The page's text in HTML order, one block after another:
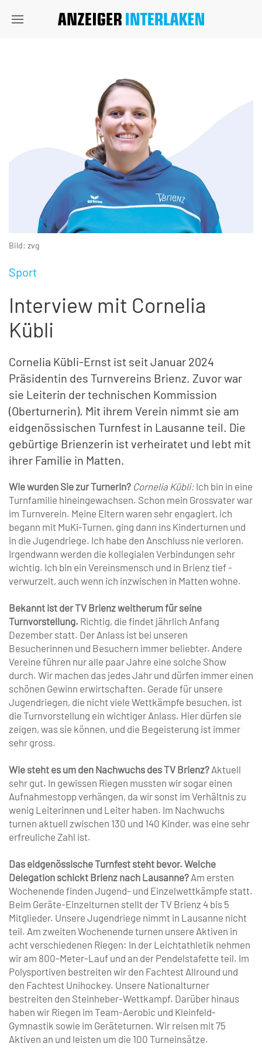
Bild: zvg
Sport
Interview mit Cornelia
Kübli
Cornelia Kübli-Ernst ist seit Januar 2024
Präsidentin des Turnvereins Brienz. Zuvor war
sie Leiterin der technischen Kommission
(Oberturnerin). Mit ihrem Verein nimmt sie am
eidgenössischen Turnfest in Lausanne teil. Die
gebürtige Brienzerin ist verheiratet und lebt mit
ihrer Familie in Matten.
Wie wurden Sie zur Turnerin? Cornelia Kübli: Ich bin in eine
Turnfamilie hineingewachsen. Schon mein Grossvater war
im Turnverein. Meine Eltern waren sehr ­engagiert, ich
begann mit MuKi-Turnen, ging dann ins Kinderturnen und
in die ­Jugendriege. Ich habe den Anschluss nie verloren.
Irgendwann werden die kollegialen Verbindungen sehr
wichtig. Ich bin ein Vereinsmensch und in Brienz tief ­
verwurzelt, auch wenn ich inzwischen in Matten wohne.
Bekannt ist der TV Brienz weitherum für seine
Turnvorstellung. Richtig, die findet jährlich Anfang
Dezember statt. Der Anlass ist bei unseren
Besucherinnen und Besuchern immer beliebter. Andere
Vereine führen nur alle paar Jahre eine solche Show
durch. Wir machen das jedes Jahr und dürfen immer einen
schönen Gewinn erwirtschaften. Gerade für unsere
Jugendriegen, die nicht viele Wettkämpfe besuchen, ist
die Turnvorstellung ein wichtiger Anlass. Hier dürfen sie
zeigen, was sie können, und die Begeisterung ist immer
sehr gross.
Wie steht es um den Nachwuchs des TV Brienz? Aktuell
sehr gut. In gewissen Riegen mussten wir sogar einen
Aufnahmestopp verhängen, da wir sonst im Verhältnis zu
wenig Leiterinnen und Leiter haben. Im Nachwuchs
turnen aktuell zwischen 130 und 140 Kinder, was eine sehr
erfreuliche Zahl ist.
Das eidgenössische Turnfest steht bevor. Welche
Delegation schickt Brienz nach Lausanne? Am ersten
Wochenende finden Jugend- und Einzelwettkämpfe statt.
Beim Geräte-Einzelturnen stellt der TV Brienz 4 bis 5
Mitglieder. Unsere Jugendriege nimmt in Lausanne nicht
teil. Am zweiten Wochenende turnen unsere Aktiven in
acht verschiedenen Riegen: In der Leichtathletik nehmen
wir am 800-Meter-Lauf und an der Pendelstafette teil. Im
Polysportiven bestreiten wir den Fachtest Allround und
den Fachtest Unihockey. Unsere Nationalturner
bestreiten den Steinheber-Wettkampf. Darüber hinaus
haben wir Riegen im Team-Aerobic und Kleinfeld-
Gymnastik sowie im Geräteturnen. Wir reisen mit 75
Aktiven an und leisten um die 100 Turneinsätze.